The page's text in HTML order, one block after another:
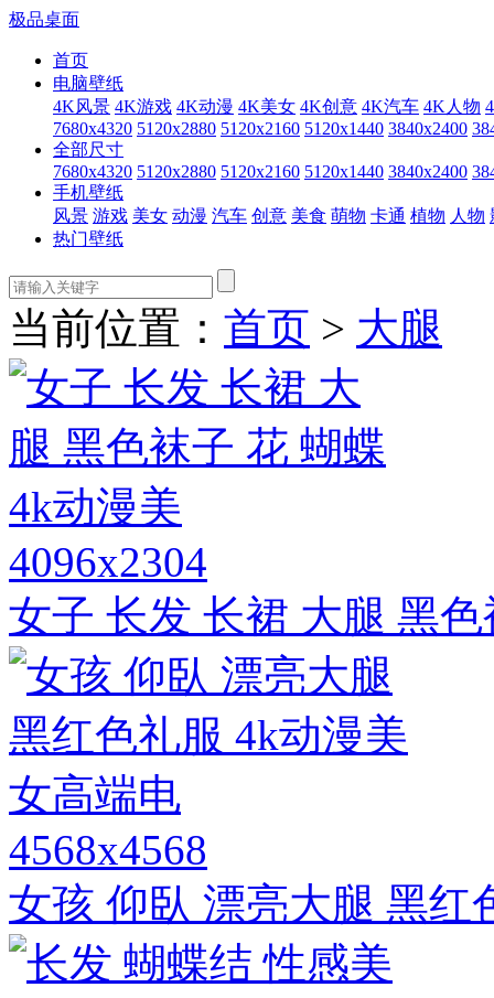
极品桌面
首页
电脑壁纸
4K风景 4K游戏 4K动漫 4K美女 4K创意 4K汽车 4K人物
7680x4320 5120x2880 5120x2160 5120x1440 3840x2400
全部尺寸
7680x4320 5120x2880 5120x2160 5120x1440 3840x2400
手机壁纸
风景 游戏 美女 动漫 汽车 创意 美食 萌物 卡通 植物 人物
热门壁纸
当前位置： 首页 > 大腿
4096x2304
女子 长发 长裙 大腿 黑
4568x4568
女孩 仰臥 漂亮大腿 黑红